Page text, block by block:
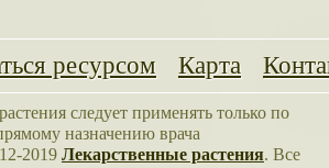
ресурсом Карта
следует применять только по
назначению врача
2019 Лекарственные растения. Все